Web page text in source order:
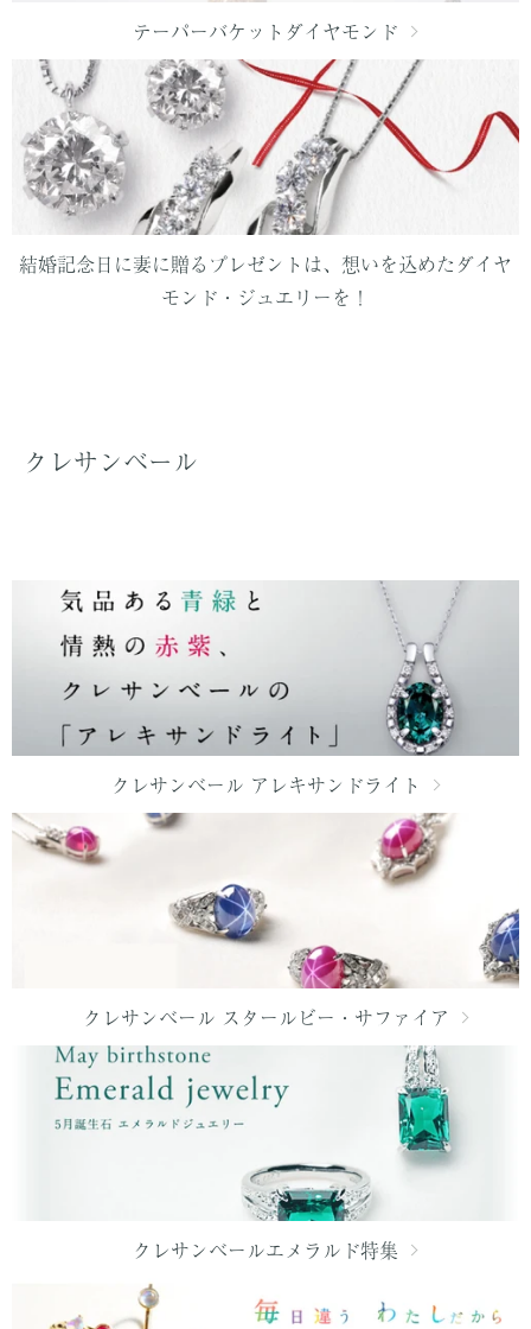
テーパーバケットダイヤモンド
結婚記念日に妻に贈るプレゼントは、想いを込めたダイヤ
モンド・ジュエリーを！
クレサンベール
クレサンベール アレキサンドライト
クレサンベール スタールビー・サファイア
クレサンベールエメラルド特集